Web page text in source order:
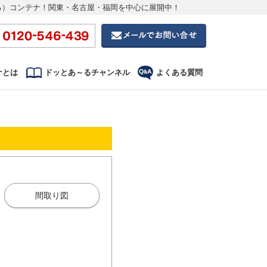
コンテナ！関東・名古屋・福岡を中心に展開中！
とは ドッとあ～るチャンネル よくある質問
間取り図